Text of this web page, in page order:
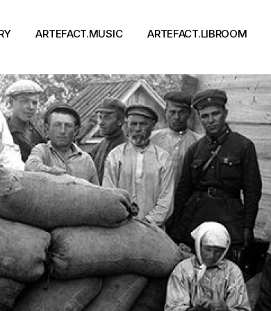
ARTEFACT.MUSIC
Виконавці
Альбоми
Концерти
ARTEFACT.LIBROOM
Книги
Письменники
Події